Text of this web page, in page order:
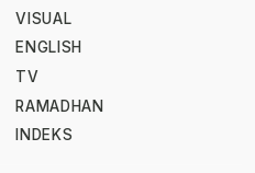
VISUAL
ENGLISH
TV
RAMADHAN
INDEKS